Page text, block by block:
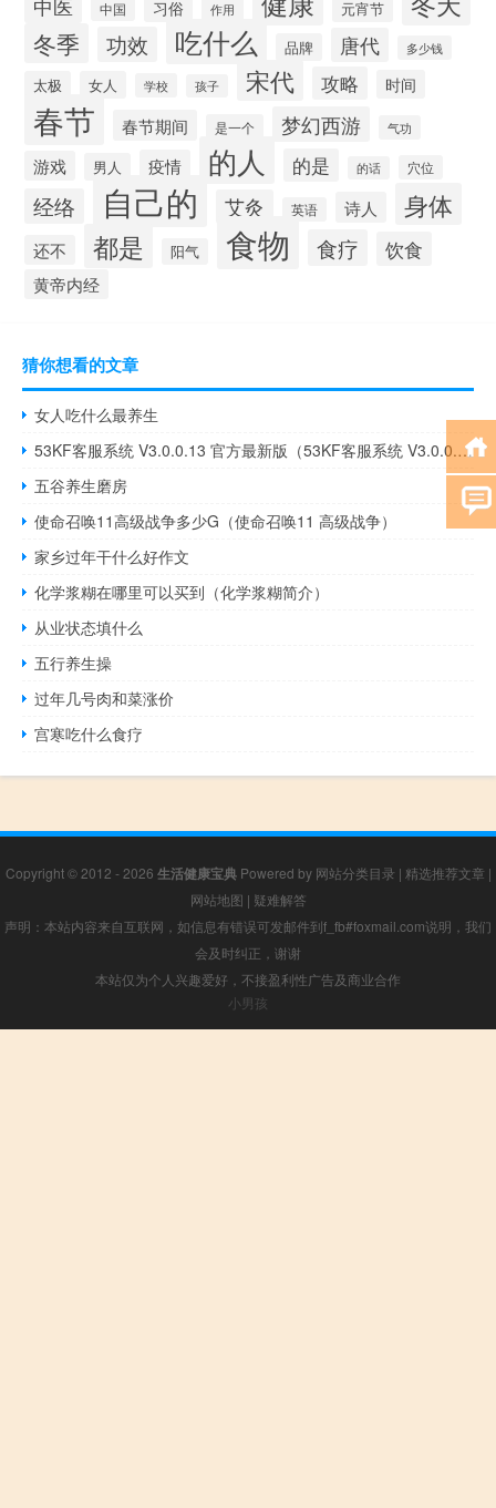
中国 习俗 作用 元宵节
冬季 功效 吃什么 品牌 唐代 多少钱
太极 女人 学校 孩子 宋代 攻略 时间
春节 春节期间 是一个 梦幻西游 气功
游戏 男人 疫情 的人 的是 的话 穴位
经络 自己的 艾灸 英语 诗人 身体
还不 都是 阳气 食物 食疗 饮食
黄帝内经
猜你想看的文章
女人吃什么最养生
53KF客服系统 V3.0.0.13 官方最新版（53KF客服系统 V3.0.0.13 官方最新版功能简介）
五谷养生磨房
使命召唤11高级战争多少G（使命召唤11 高级战争）
家乡过年干什么好作文
化学浆糊在哪里可以买到（化学浆糊简介）
从业状态填什么
五行养生操
过年几号肉和菜涨价
宫寒吃什么食疗
Copyright © 2012 - 2026 生活健康宝典Powered by 网站分类目录 | 精选推荐文章 |
网站地图 | 疑难解答
声明：本站内容来自互联网，如信息有错误可发邮件到f_fb#foxmail.com说明，我们
会及时纠正，谢谢
本站仅为个人兴趣爱好，不接盈利性广告及商业合作
小男孩